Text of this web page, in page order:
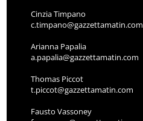
Cinzia Timpano
c.timpano@gazzettamatin.com
Arianna Papalia
a.papalia@gazzettamatin.com
Thomas Piccot
t.piccot@gazzettamatin.com
Fausto Vassoney